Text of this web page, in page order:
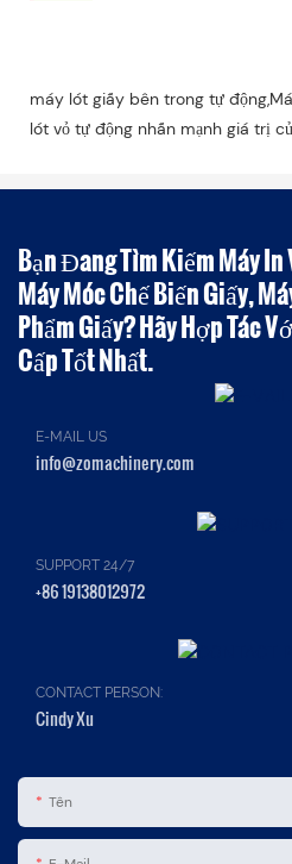
máy lót giấy bên trong tự
lót vỏ tự động nhấn mạnh giá trị
Bạn Đang Tìm Kiếm Máy
Máy Móc Chế Biến Giấy,
Phẩm Giấy? Hãy Hợp Tác
Cấp Tốt Nhất.
E-MAIL US
info@zomachinery.com
SUPPORT 24/7
+86 19138012972
CONTACT PERSON:
Cindy Xu
Tên